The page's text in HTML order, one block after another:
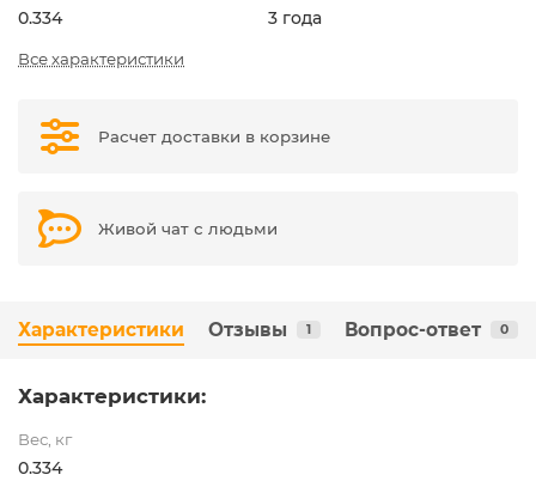
0.334 3 года
Все характеристики
Расчет доставки в корзине
Живой чат с людьми
Характеристики Отзывы 1 Вопрос-ответ 0
Характеристики:
Вес, кг
0.334